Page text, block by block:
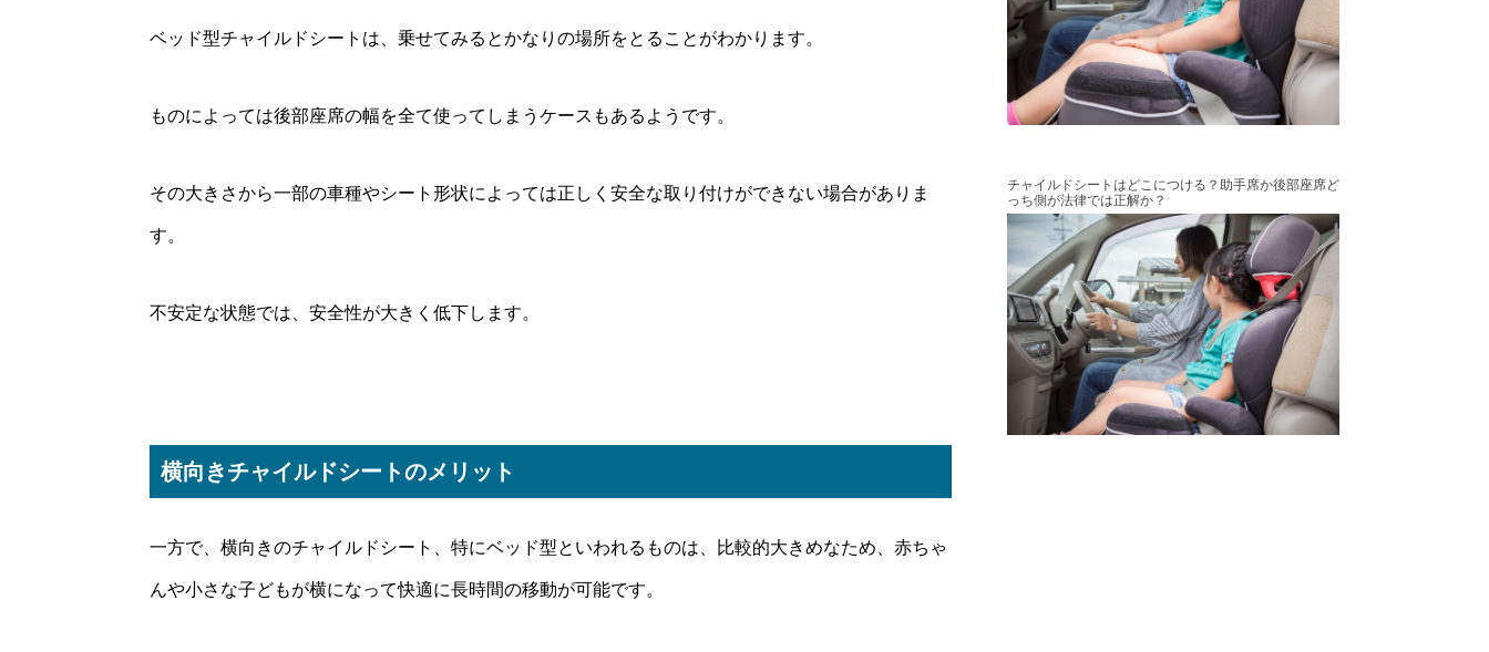
ベッド型チャイルドシートは、乗せてみるとかなりの場所をとることがわかります。
ものによっては後部座席の幅を全て使ってしまうケースもあるようです。
その大きさから一部の車種やシート形状によっては正しく安全な取り付けができない場合がありま
す。
不安定な状態では、安全性が大きく低下します。
横向きチャイルドシートのメリット
一方で、横向きのチャイルドシート、特にベッド型といわれるものは、比較的大きめなため、赤ちゃ
んや小さな子どもが横になって快適に長時間の移動が可能です。
チャイルドシートはどこにつける？助手席か後部座席ど
っち側が法律では正解か？